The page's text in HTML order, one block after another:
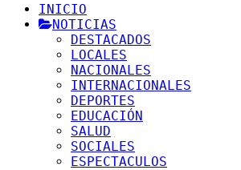
INICIO
NOTICIAS
DESTACADOS
LOCALES
NACIONALES
INTERNACIONALES
DEPORTES
EDUCACIÓN
SALUD
SOCIALES
ESPECTACULOS